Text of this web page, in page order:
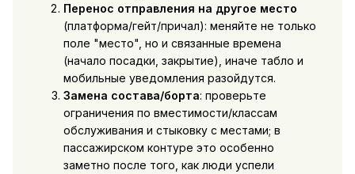
Перенос отправления на другое место
(платформа/гейт/причал): меняйте не только
поле "место", но и связанные времена
(начало посадки, закрытие), иначе табло и
мобильные уведомления разойдутся.
Замена состава/борта: проверьте
ограничения по вместимости/классам
обслуживания и стыковку с местами; в
пассажирском контуре это особенно
заметно после того, как люди успели